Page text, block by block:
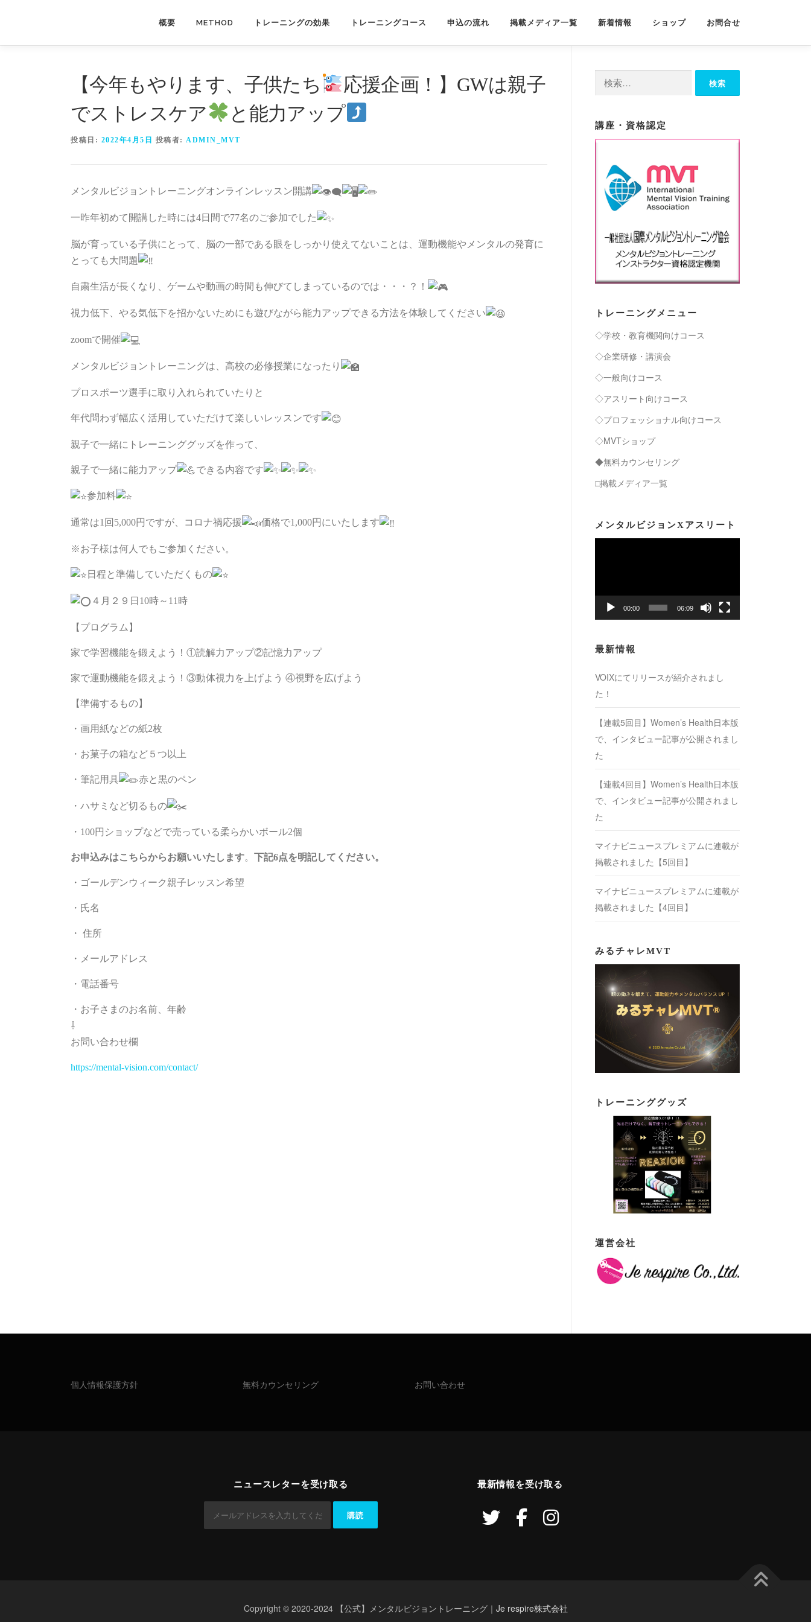
概要 METHOD トレーニングの効果 トレーニングコース 申込の流れ 掲載メディア一覧 新着情報 ショップ お問合せ
【今年もやります、子供たち
応援企画！】GWは親子
でストレスケア
と能力アップ
投稿日: 2022年4月5日 投稿者: ADMIN_MVT
メンタルビジョントレーニングオンラインレッスン開講
一昨年初めて開講した時には4日間で77名のご参加でした
脳が育っている子供にとって、脳の一部である眼をしっかり使えてないことは、運動機能やメンタルの発育に
とっても大問題
自粛生活が長くなり、ゲームや動画の時間も伸びてしまっているのでは・・・？！
視力低下、やる気低下を招かないためにも遊びながら能力アップできる方法を体験してください
zoomで開催
メンタルビジョントレーニングは、高校の必修授業になったり
プロスポーツ選手に取り入れられていたりと
年代問わず幅広く活用していただけて楽しいレッスンです
親子で一緒にトレーニンググッズを作って、
親子で一緒に能力アップ できる内容です
参加料
通常は1回5,000円ですが、コロナ禍応援 価格で1,000円にいたします
※お子様は何人でもご参加ください。
日程と準備していただくもの
４月２９日10時～11時
【プログラム】
家で学習機能を鍛えよう！①読解力アップ ②記憶力アップ
家で運動機能を鍛えよう！③動体視力を上げよう ④視野を広げよう
【準備するもの】
・画用紙などの紙2枚
・お菓子の箱など５つ以上
・筆記用具 赤と黒のペン
・ハサミなど切るもの
・100円ショップなどで売っている柔らかいボール2個
お申込みはこちらからお願いいたします。 下記6点を明記してください。
・ゴールデンウィーク親子レッスン希望
・氏名
・ 住所
・メールアドレス
・電話番号
・お子さまのお名前、年齢
⇩
お問い合わせ欄
https://mental-vision.com/contact/
講座・資格認定
トレーニングメニュー
◇学校・教育機関向けコース
◇企業研修・講演会
◇一般向けコース
◇アスリート向けコース
◇プロフェッショナル向けコース
◇MVTショップ
◆無料カウンセリング
□掲載メディア一覧
メンタルビジョンXアスリート
レ
ー
00:00 06:09
最新情報
VOIXにてリリースが紹介されまし
た！
【連載5回目】Women’s Health日本版
で、インタビュー記事が公開されまし
た
【連載4回目】Women’s Health日本版
で、インタビュー記事が公開されまし
た
マイナビニュースプレミアムに連載が
掲載されました【5回目】
マイナビニュースプレミアムに連載が
掲載されました【4回目】
みるチャレMVT
トレーニンググッズ
運営会社
個人情報保護方針 無料カウンセリング お問い合わせ
ニュースレターを受け取る 最新情報を受け取る
Copyright © 2020-2024 【公式】メンタルビジョントレーニング｜ Je respire株式会社